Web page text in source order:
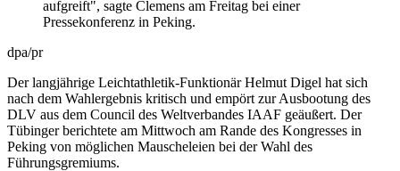
aufgreift", sagte Clemens am Freitag bei einer
Pressekonferenz in Peking.
dpa/pr
Der langjährige Leichtathletik-Funktionär Helmut Digel hat sich
nach dem Wahlergebnis kritisch und empört zur Ausbootung des
DLV aus dem Council des Weltverbandes IAAF geäußert. Der
Tübinger berichtete am Mittwoch am Rande des Kongresses in
Peking von möglichen Mauscheleien bei der Wahl des
Führungsgremiums.